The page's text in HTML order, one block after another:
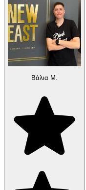
Βάλια Μ.